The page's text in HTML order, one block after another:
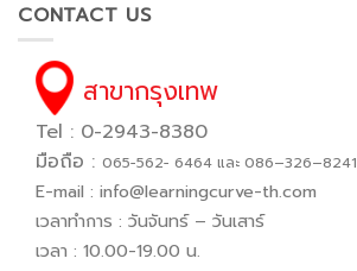
CONTACT US
สาขากรุงเทพ
Tel : 0-2943-8380
มือถือ : 065−562− 6464 และ 086–326–8241
E-mail : info@learningcurve-th.com
เวลาทำการ : วันจันทร์ – วันเสาร์
เวลา : 10.00-19.00 น.